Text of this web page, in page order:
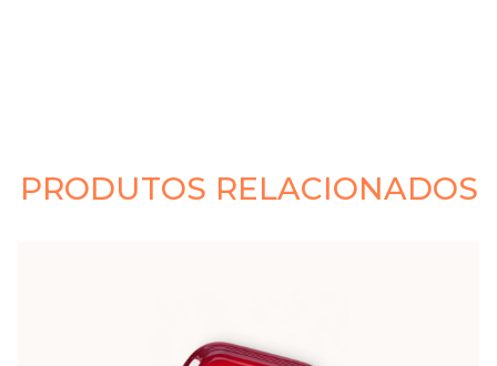
PRODUTOS RELACIONADOS